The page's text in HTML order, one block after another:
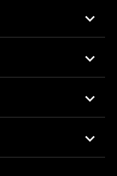



